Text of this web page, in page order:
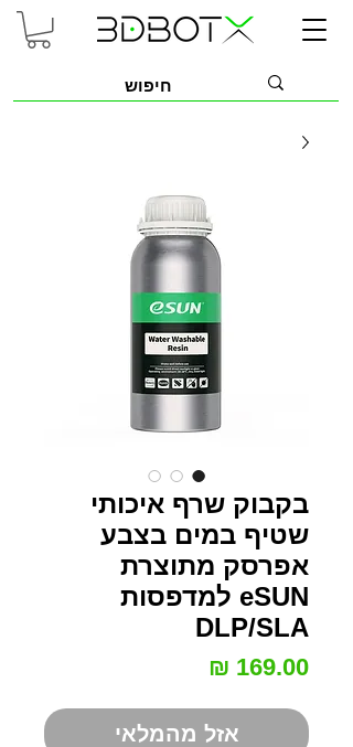
בקבוק שרף איכותי
שטיף במים בצבע
אפרסק מתוצרת
eSUN למדפסות
DLP/SLA
אזל מהמלאי